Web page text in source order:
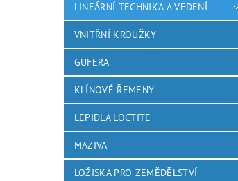
LINEÁRNÍ TECHNIKA A VEDENÍ
VNITŘNÍ KROUŽKY
GUFERA
KLÍNOVÉ ŘEMENY
LEPIDLA LOCTITE
MAZIVA
LOŽISKA PRO ZEMĚDĚLSTVÍ